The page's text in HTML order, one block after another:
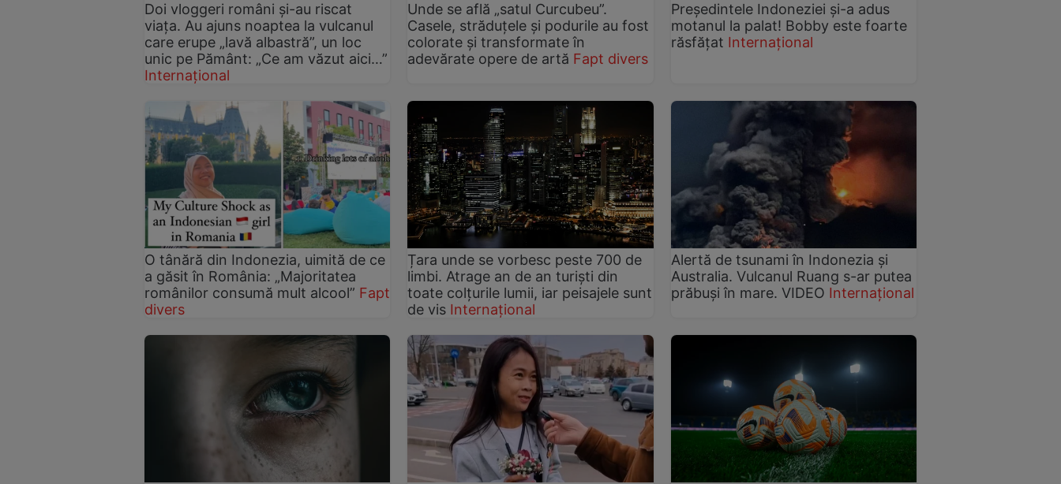
Doi vloggeri români și-au riscat
viața. Au ajuns noaptea la vulcanul
care erupe „lavă albastră”, un loc
unic pe Pământ: „Ce am văzut aici…”
Internațional
Unde se află „satul Curcubeu”.
Casele, străduțele și podurile au fost
colorate și transformate în
adevărate opere de artă Fapt divers
Președintele Indoneziei și-a adus
motanul la palat! Bobby este foarte
răsfățat Internațional
O tânără din Indonezia, uimită de ce
a găsit în România: „Majoritatea
românilor consumă mult alcool” Fapt
divers
Țara unde se vorbesc peste 700 de
limbi. Atrage an de an turiști din
toate colțurile lumii, iar peisajele sunt
de vis Internațional
Alertă de tsunami în Indonezia şi
Australia. Vulcanul Ruang s-ar putea
prăbuși în mare. VIDEO Internațional